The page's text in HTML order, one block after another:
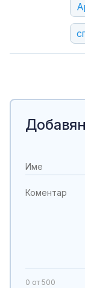
0 от 500